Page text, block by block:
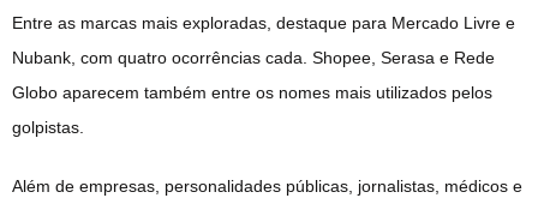
Entre as marcas mais exploradas, destaque para Mercado Livre e
Nubank, com quatro ocorrências cada. Shopee, Serasa e Rede
Globo aparecem também entre os nomes mais utilizados pelos
golpistas.
Além de empresas, personalidades públicas, jornalistas, médicos e